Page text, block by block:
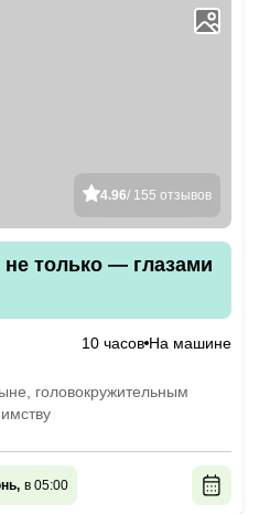
4.96/ 155 отзывов
только — глазами
10 часов На машине
головокружительным
в 05:00